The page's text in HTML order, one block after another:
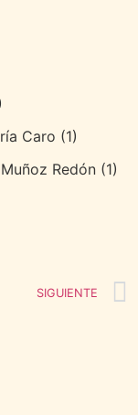
Caro (1)
Muñoz Redón (1)
SIGUIENTE